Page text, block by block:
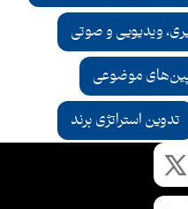
ویدیویی و صوتی
موضوعی
تدوین استراتژی برند